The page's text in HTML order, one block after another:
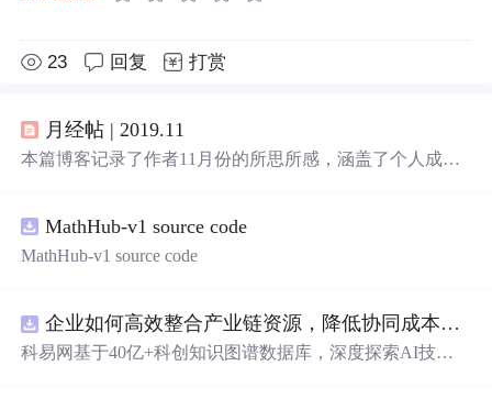
23 回复 打赏
月经帖 | 2019.11
本篇博客记录了作者11月份的所思所感，涵盖了个人成
生活态度的反思，展现了作者对自我提升和时代变迁的深
刻感悟。
MathHub-v1 source code
MathHub-v1 source code
企业如何高效整合产业链资源，降低协同成本？.docx
科易网基于40亿+科创知识图谱数据库，深度探索AI技术